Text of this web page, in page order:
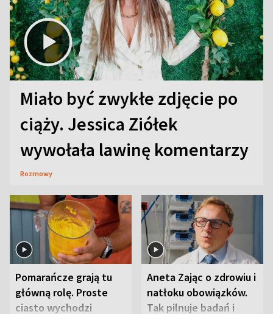
Miało być zwykłe zdjęcie po
ciąży. Jessica Ziółek
wywołała lawinę komentarzy
Rozmowy
Pomarańcze grają tu
główną rolę. Proste
ciasto wychodzi
Aneta Zając o zdrowiu i
natłoku obowiązków.
Tak pilnuje badań i